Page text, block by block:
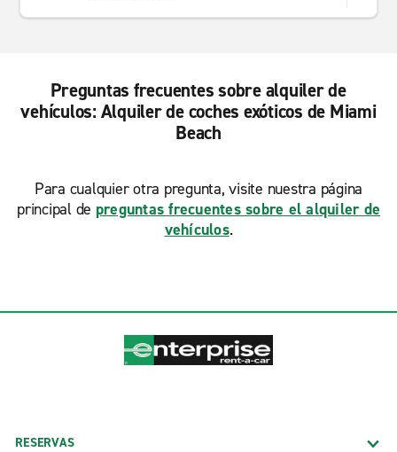
Preguntas frecuentes sobre alquiler de
vehículos: Alquiler de coches exóticos de Miami
Beach
Para cualquier otra pregunta, visite nuestra página
principal de preguntas frecuentes sobre el alquiler de
vehículos.
RESERVAS